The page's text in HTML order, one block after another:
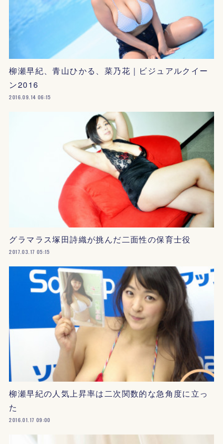
柳瀬早紀、青山ひかる、菜乃花｜ビジュアルクイー
ン2016
2016.09.14 06:15
グラマラス塚田詩織が挑んだ二面性の保育士役
2017.03.17 05:15
柳瀬早紀の人気上昇率は二次関数的な急角度に立っ
た
2016.01.17 09:00